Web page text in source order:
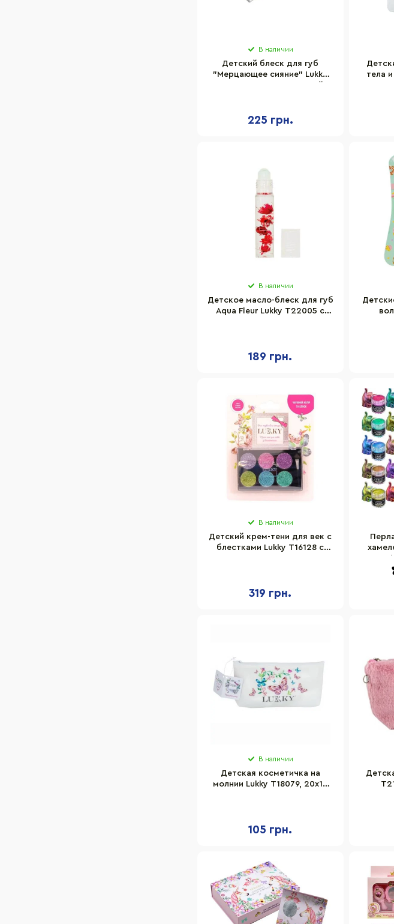
В наличии
Детский блеск для губ
"Мерцающее сияние" Lukky
225 грн.
тела
В наличии
Детское масло-блеск для губ
Aqua Fleur Lukky T22005 с
189 грн.
В наличии
Детский крем-тени для век с
блестками Lukky T16128 с
319 грн.
В наличии
Детская косметичка на
молнии Lukky T18079, 20х10
105 грн.